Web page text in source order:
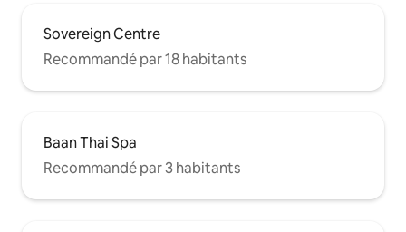
Sovereign Centre
Recommandé par 18 habitants
Baan Thai Spa
Recommandé par 3 habitants